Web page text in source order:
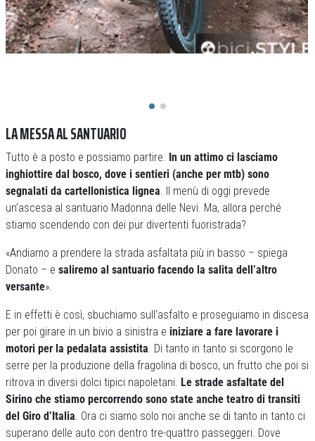
LA MESSA AL SANTUARIO
Tutto è a posto e possiamo partire. In un attimo ci lasciamo
inghiottire dal bosco, dove i sentieri (anche per mtb) sono
segnalati da cartellonistica lignea. Il menù di oggi prevede
un’ascesa al santuario Madonna delle Nevi. Ma, allora perché
stiamo scendendo con dei pur divertenti fuoristrada?
«Andiamo a prendere la strada asfaltata più in basso – spiega
Donato – e saliremo al santuario facendo la salita dell’altro
versante».
E in effetti è così, sbuchiamo sull’asfalto e proseguiamo in discesa
per poi girare in un bivio a sinistra e iniziare a fare lavorare i
motori per la pedalata assistita. Di tanto in tanto si scorgono le
serre per la produzione della fragolina di bosco, un frutto che poi si
ritrova in diversi dolci tipici napoletani. Le strade asfaltate del
Sirino che stiamo percorrendo sono state anche teatro di transiti
del Giro d’Italia. Ora ci siamo solo noi anche se di tanto in tanto ci
superano delle auto con dentro tre-quattro passeggeri. Dove